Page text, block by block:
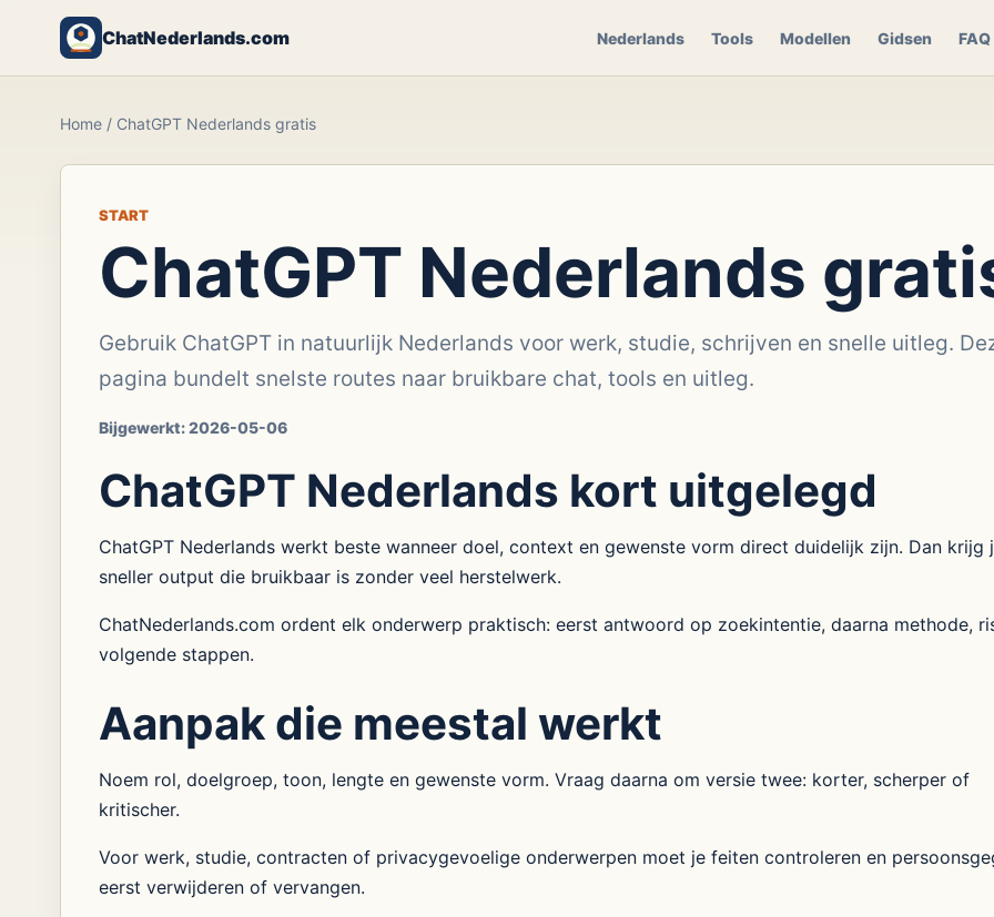
ChatNederlands.com Nederlands Tools Modellen Gidsen FAQ
Home/ ChatGPT Nederlands gratis
START
ChatGPT Nederlands
Gebruik ChatGPT in natuurlijk Nederlands voor werk, studie, schrijven en snelle uitleg.
pagina bundelt snelste routes naar bruikbare chat, tools en uitleg.
Bijgewerkt:2026-05-06
ChatGPT Nederlands kort uitgelegd
ChatGPT Nederlands werkt beste wanneer doel, context en gewenste vorm direct duidelijk zijn. Dan krijg
sneller output die bruikbaar is zonder veel herstelwerk.
ChatNederlands.com ordent elk onderwerp praktisch: eerst antwoord op zoekintentie, daarna methode,
volgende stappen.
Aanpak die meestal werkt
Noem rol, doelgroep, toon, lengte en gewenste vorm. Vraag daarna om versie twee: korter, scherper of
kritischer.
Voor werk, studie, contracten of privacygevoelige onderwerpen moet je feiten controleren en
eerst verwijderen of vervangen.